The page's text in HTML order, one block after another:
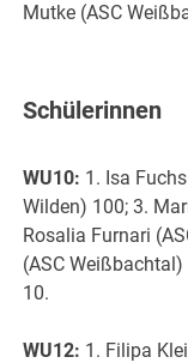
Mutke (ASC
Schülerinnen
WU10: 1. Isa
Wilden) 100; 3.
Rosalia Furnari
(ASC
10.
WU12: 1. Filipa